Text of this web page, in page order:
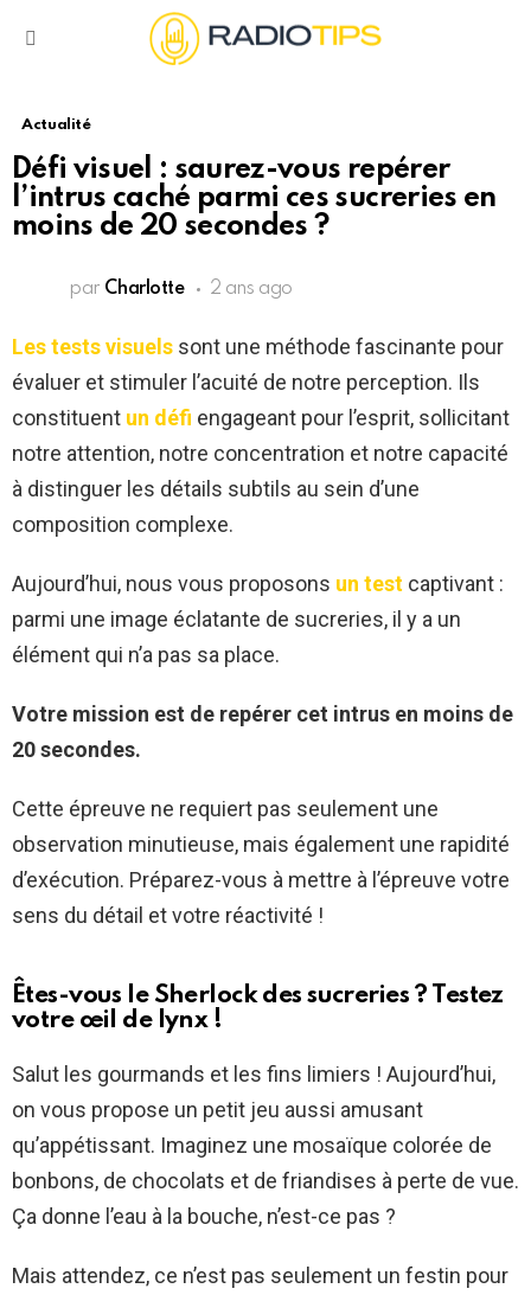
Actualité
Défi visuel : saurez-vous repérer
l’intrus caché parmi ces sucreries en
moins de 20 secondes ?
par Charlotte 2 ans ago
Les tests visuels sont une méthode fascinante pour
évaluer et stimuler l’acuité de notre perception. Ils
constituent un défi engageant pour l’esprit, sollicitant
notre attention, notre concentration et notre capacité
à distinguer les détails subtils au sein d’une
composition complexe.
Aujourd’hui, nous vous proposons un test captivant :
parmi une image éclatante de sucreries, il y a un
élément qui n’a pas sa place.
Votre mission est de repérer cet intrus en moins de
20 secondes.
Cette épreuve ne requiert pas seulement une
observation minutieuse, mais également une rapidité
d’exécution. Préparez-vous à mettre à l’épreuve votre
sens du détail et votre réactivité !
Êtes-vous le Sherlock des sucreries ? Testez
votre œil de lynx !
Salut les gourmands et les fins limiers ! Aujourd’hui,
on vous propose un petit jeu aussi amusant
qu’appétissant. Imaginez une mosaïque colorée de
bonbons, de chocolats et de friandises à perte de vue.
Ça donne l’eau à la bouche, n’est-ce pas ?
Mais attendez, ce n’est pas seulement un festin pour